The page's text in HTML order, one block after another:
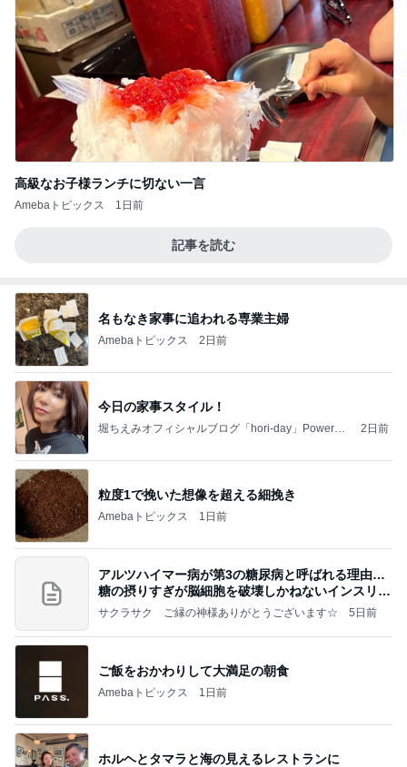
高級なお子様ランチに切ない一言
Amebaトピックス 1日前
記事を読む
名もなき家事に追われる専業主婦
Amebaトピックス 2日前
今日の家事スタイル！
堀ちえみオフィシャルブログ「hori-day」Powered
2日前
粒度1で挽いた想像を超える細挽き
Amebaトピックス 1日前
アルツハイマー病が第3の糖尿病と呼ばれる理由…
糖の摂りすぎが脳細胞を破壊しかねないインスリン
の恐
サクラサク ご縁の神様ありがとうございます☆ 5日前
ご飯をおかわりして大満足の朝食
Amebaトピックス 1日前
ホルヘとタマラと海の見えるレストランに